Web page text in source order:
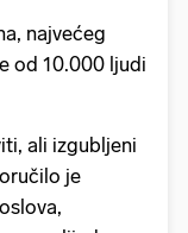
najvećeg
od 10.000 ljudi
ali izgubljeni
je